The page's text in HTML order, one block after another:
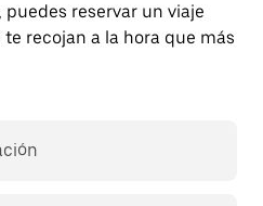
reservar un viaje
recojan a la hora que más